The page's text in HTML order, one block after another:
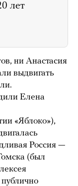
лет
ни Анастасия
выдвигать
Елена
«Яблоко»),
Россия —
(был